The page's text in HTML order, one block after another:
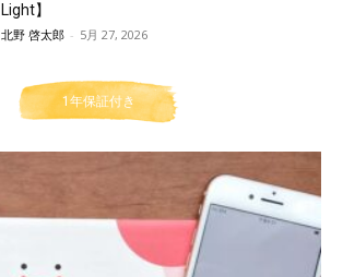
Light】
北野 啓太郎 - 5月 27, 2026
1年保証付き